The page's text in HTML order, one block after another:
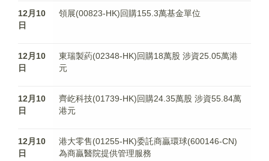
12月10
日
領展(00823-HK)回購155.3萬基金單位
12月10
日
東瑞製葯(02348-HK)回購18萬股 涉資25.05萬港
元
12月10
日
齊屹科技(01739-HK)回購24.35萬股 涉資55.84萬
港元
12月10
日
港大零售(01255-HK)委託商贏環球(600146-CN)
為商贏醫院提供管理服務